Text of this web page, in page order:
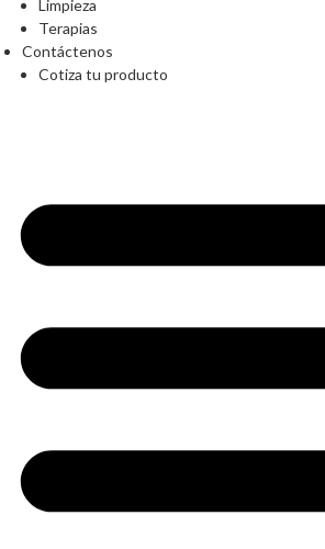
Limpieza
Terapias
Contáctenos
Cotiza tu producto